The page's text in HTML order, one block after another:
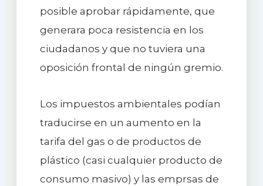
posible aprobar rápidamente, que
generara poca resistencia en los
ciudadanos y que no tuviera una
oposición frontal de ningún gremio.
Los impuestos ambientales podían
traducirse en un aumento en la
tarifa del gas o de productos de
plástico (casi cualquier producto de
consumo masivo) y las emprsas de